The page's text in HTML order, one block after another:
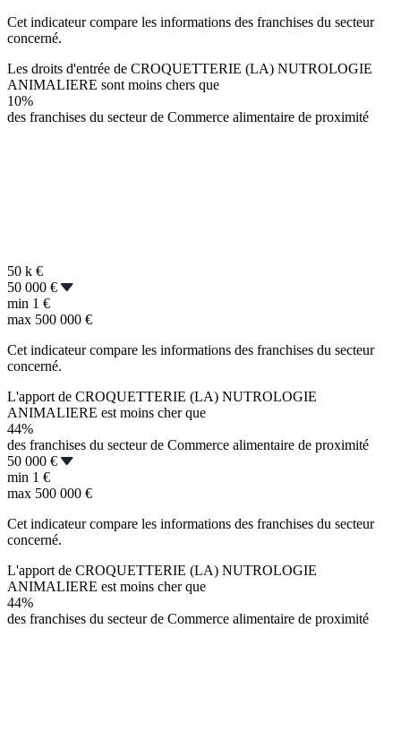
Cet indicateur compare les informations des franchises du secteur
concerné.
Les droits d'entrée de CROQUETTERIE (LA) NUTROLOGIE
ANIMALIERE sont moins chers que
10%
des franchises du secteur de Commerce alimentaire de proximité
50 k €
50 000 €
min 1 €
max 500 000 €
Cet indicateur compare les informations des franchises du secteur
concerné.
L'apport de CROQUETTERIE (LA) NUTROLOGIE
ANIMALIERE est moins cher que
44%
des franchises du secteur de Commerce alimentaire de proximité
50 000 €
min 1 €
max 500 000 €
Cet indicateur compare les informations des franchises du secteur
concerné.
L'apport de CROQUETTERIE (LA) NUTROLOGIE
ANIMALIERE est moins cher que
44%
des franchises du secteur de Commerce alimentaire de proximité